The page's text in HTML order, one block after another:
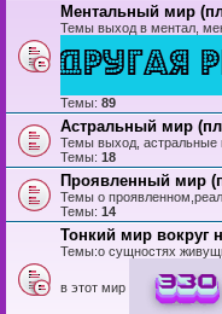
Ментальный мир
Темы выход в ментал,
Темы: 89
Астральный мир
Темы выход, астральные
Темы: 18
Проявленный мир
Темы о
Темы: 14
Тонкий мир вокруг
Темы:о сущностях
в этот мир